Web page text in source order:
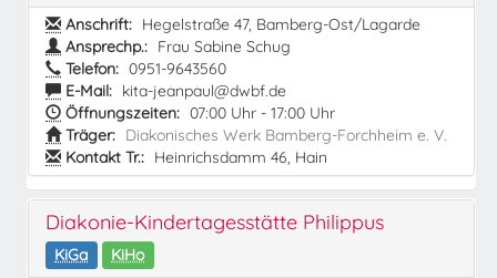
Anschrift: Hegelstraße 47, Bamberg-Ost/Lagarde
Ansprechp.: Frau Sabine Schug
Telefon: 0951-9643560
E-Mail: kita-jeanpaul@dwbf.de
Öffnungszeiten: 07:00 Uhr - 17:00 Uhr
Träger: Diakonisches Werk Bamberg-Forchheim e. V.
Kontakt Tr.: Heinrichsdamm 46, Hain
Diakonie-Kindertagesstätte Philippus
KiGa
KiHo